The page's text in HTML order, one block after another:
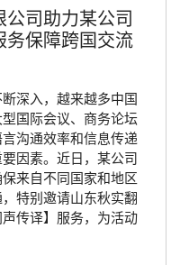
司助力某公司
务保障跨国交流
深入，越来越多中国
国际会议、商务论坛
沟通效率和信息传递
因素。近日，某公司
来自不同国家和地区
特别邀请山东秋实翻
传译】服务，为活动